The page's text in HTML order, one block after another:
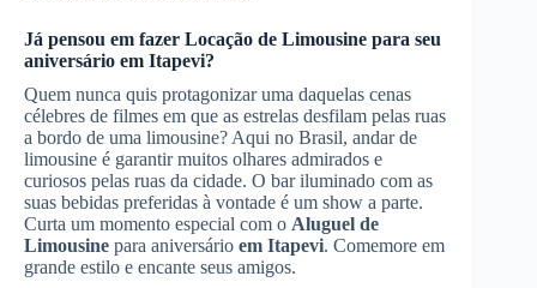
Já pensou em fazer Locação de Limousine para seu
aniversário em Itapevi?
Quem nunca quis protagonizar uma daquelas cenas
célebres de filmes em que as estrelas desfilam pelas ruas
a bordo de uma limousine? Aqui no Brasil, andar de
limousine é garantir muitos olhares admirados e
curiosos pelas ruas da cidade. O bar iluminado com as
suas bebidas preferidas à vontade é um show a parte.
Curta um momento especial com o Aluguel de
Limousine para aniversário em Itapevi. Comemore em
grande estilo e encante seus amigos.